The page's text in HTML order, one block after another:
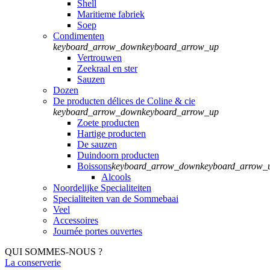
Shell
Maritieme fabriek
Soep
Condimenten
keyboard_arrow_downkeyboard_arrow_up
Vertrouwen
Zeekraal en ster
Sauzen
Dozen
De producten délices de Coline & cie
keyboard_arrow_downkeyboard_arrow_up
Zoete producten
Hartige producten
De sauzen
Duindoorn producten
Boissonskeyboard_arrow_down
Alcools
Noordelijke Specialiteiten
Specialiteiten van de Sommebaai
Veel
Accessoires
Journée portes ouvertes
QUI SOMMES-NOUS ?
La conserverie